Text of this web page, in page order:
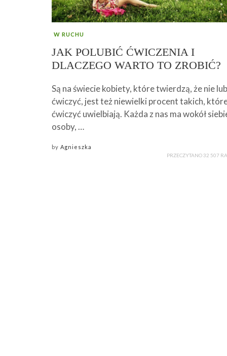
W RUCHU
JAK POLUBIĆ ĆWICZENIA I
DLACZEGO WARTO TO ZROBIĆ?
Są na świecie kobiety, które twierdzą, że nie
ćwiczyć, jest też niewielki procent takich,
ćwiczyć uwielbiają. Każda z nas ma wokół
osoby, …
by Agnieszka
PRZECZYTANO 32 507